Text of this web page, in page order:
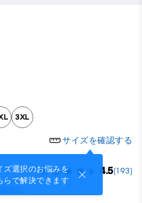
3XL
サイズを確認する
ズ選択のお悩みを
らで解決できます
4.5(193)
商品